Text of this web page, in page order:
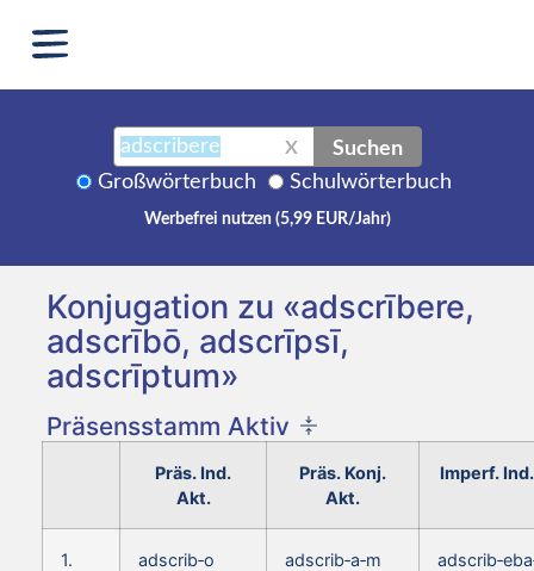
X Suchen
Großwörterbuch Schulwörterbuch
Werbefrei nutzen (5,99 EUR/Jahr)
Konjugation zu «adscrībere,
adscrībō, adscrīpsī,
adscrīptum»
Präsensstamm Aktiv
Präs. Ind.
Akt.
Präs. Konj.
Akt.
Imperf.
1.
adscrib‑o adscrib‑a‑m